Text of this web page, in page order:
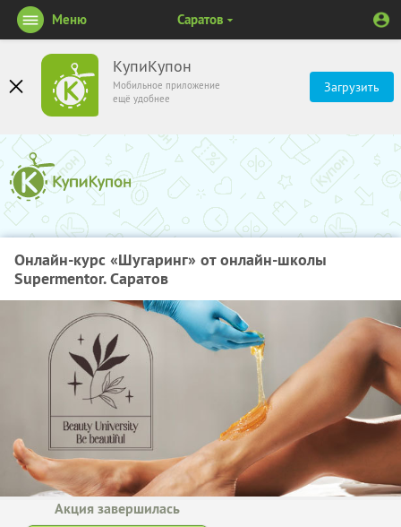
КупиКупон
Мобильное приложение
ещё удобнее
Загрузить
Меню Саратов
Онлайн-курс «Шугаринг» от онлайн-школы
Supermentor. Саратов
Акция завершилась